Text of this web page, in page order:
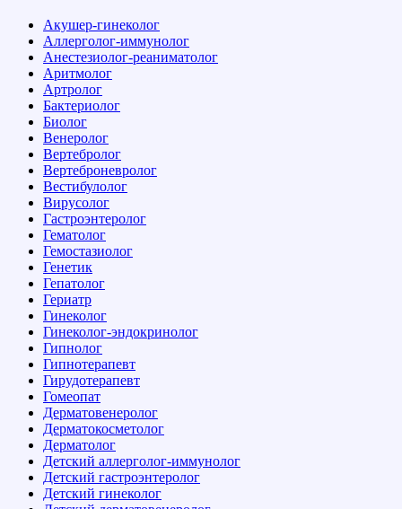
Акушер-гинеколог
Аллерголог-иммунолог
Анестезиолог-реаниматолог
Аритмолог
Артролог
Бактериолог
Биолог
Венеролог
Вертебролог
Вертеброневролог
Вестибулолог
Вирусолог
Гастроэнтеролог
Гематолог
Гемостазиолог
Генетик
Гепатолог
Гериатр
Гинеколог
Гинеколог-эндокринолог
Гипнолог
Гипнотерапевт
Гирудотерапевт
Гомеопат
Дерматовенеролог
Дерматокосметолог
Дерматолог
Детский аллерголог-иммунолог
Детский гастроэнтеролог
Детский гинеколог